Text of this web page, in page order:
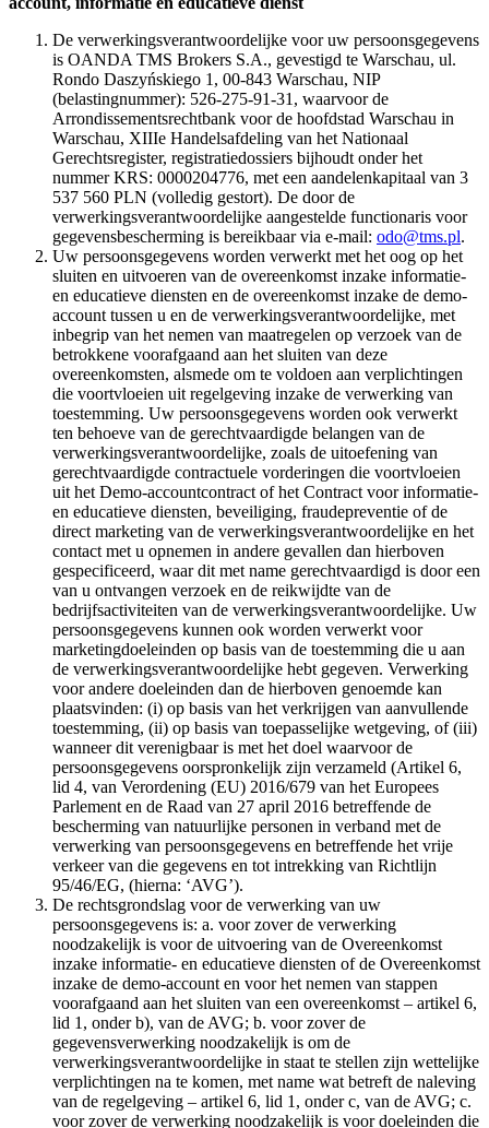
De verwerkingsverantwoordelijke voor uw persoonsgegevens
is OANDA TMS Brokers S.A., gevestigd te Warschau, ul.
Rondo Daszyńskiego 1, 00-843 Warschau, NIP
(belastingnummer): 526-275-91-31, waarvoor de
Arrondissementsrechtbank voor de hoofdstad Warschau in
Warschau, XIIIe Handelsafdeling van het Nationaal
Gerechtsregister, registratiedossiers bijhoudt onder het
nummer KRS: 0000204776, met een aandelenkapitaal van 3
537 560 PLN (volledig gestort). De door de
verwerkingsverantwoordelijke aangestelde functionaris voor
gegevensbescherming is bereikbaar via e-mail: odo@tms.pl.
Uw persoonsgegevens worden verwerkt met het oog op het
sluiten en uitvoeren van de overeenkomst inzake informatie-
en educatieve diensten en de overeenkomst inzake de demo-
account tussen u en de verwerkingsverantwoordelijke, met
inbegrip van het nemen van maatregelen op verzoek van de
betrokkene voorafgaand aan het sluiten van deze
overeenkomsten, alsmede om te voldoen aan verplichtingen
die voortvloeien uit regelgeving inzake de verwerking van
toestemming. Uw persoonsgegevens worden ook verwerkt
ten behoeve van de gerechtvaardigde belangen van de
verwerkingsverantwoordelijke, zoals de uitoefening van
gerechtvaardigde contractuele vorderingen die voortvloeien
uit het Demo-accountcontract of het Contract voor informatie-
en educatieve diensten, beveiliging, fraudepreventie of de
direct marketing van de verwerkingsverantwoordelijke en het
contact met u opnemen in andere gevallen dan hierboven
gespecificeerd, waar dit met name gerechtvaardigd is door een
van u ontvangen verzoek en de reikwijdte van de
bedrijfsactiviteiten van de verwerkingsverantwoordelijke. Uw
persoonsgegevens kunnen ook worden verwerkt voor
marketingdoeleinden op basis van de toestemming die u aan
de verwerkingsverantwoordelijke hebt gegeven. Verwerking
voor andere doeleinden dan de hierboven genoemde kan
plaatsvinden: (i) op basis van het verkrijgen van aanvullende
toestemming, (ii) op basis van toepasselijke wetgeving, of (iii)
wanneer dit verenigbaar is met het doel waarvoor de
persoonsgegevens oorspronkelijk zijn verzameld (Artikel 6,
lid 4, van Verordening (EU) 2016/679 van het Europees
Parlement en de Raad van 27 april 2016 betreffende de
bescherming van natuurlijke personen in verband met de
verwerking van persoonsgegevens en betreffende het vrije
verkeer van die gegevens en tot intrekking van Richtlijn
95/46/EG, (hierna: ‘AVG’).
De rechtsgrondslag voor de verwerking van uw
persoonsgegevens is: a. voor zover de verwerking
noodzakelijk is voor de uitvoering van de Overeenkomst
inzake informatie- en educatieve diensten of de Overeenkomst
inzake de demo-account en voor het nemen van stappen
voorafgaand aan het sluiten van een overeenkomst – artikel 6,
lid 1, onder b), van de AVG; b. voor zover de
gegevensverwerking noodzakelijk is om de
verwerkingsverantwoordelijke in staat te stellen zijn wettelijke
verplichtingen na te komen, met name wat betreft de naleving
van de regelgeving – artikel 6, lid 1, onder c, van de AVG; c.
voor zover de verwerking noodzakelijk is voor doeleinden die